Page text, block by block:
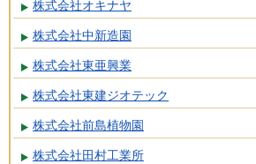
株式会社オキナヤ
株式会社中新造園
株式会社東亜興業
株式会社東建ジオテック
株式会社前島植物園
株式会社田村工業所